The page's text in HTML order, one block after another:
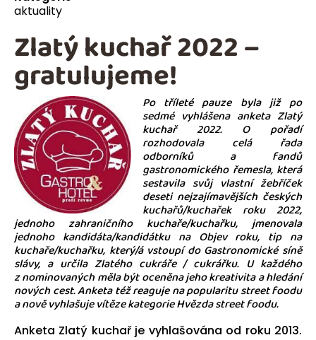
aktuality
Po tříleté pauze byla již po
sedmé vyhlášena anketa Zlatý
kuchař 2022. O pořadí
rozhodovala celá řada
odborníků a fandů
gastronomického řemesla, která
sestavila svůj vlastní žebříček
deseti nejzajímavějších českých
kuchařů/kuchařek roku 2022,
jednoho zahraničního kuchaře/kuchařku, jmenovala
jednoho kandidáta/kandidátku na Objev roku, tip na
kuchaře/kuchařku, který/á vstoupí do Gastronomické síně
slávy, a určila Zlatého cukráře / cukrářku. U každého
z nominovaných měla být oceněna jeho kreativita a hledání
nových cest. Anketa též reaguje na popularitu street foodu
a nově vyhlašuje vítěze kategorie Hvězda street foodu.
Anketa Zlatý kuchař je vyhlašována od roku 2013.
Zlatý kuchař 2022 –
gratulujeme!